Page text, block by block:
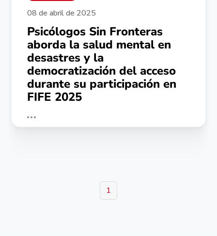
08 de abril de 2025
Psicólogos Sin Fronteras
aborda la salud mental en
desastres y la
democratización del acceso
durante su participación en
FIFE 2025
1